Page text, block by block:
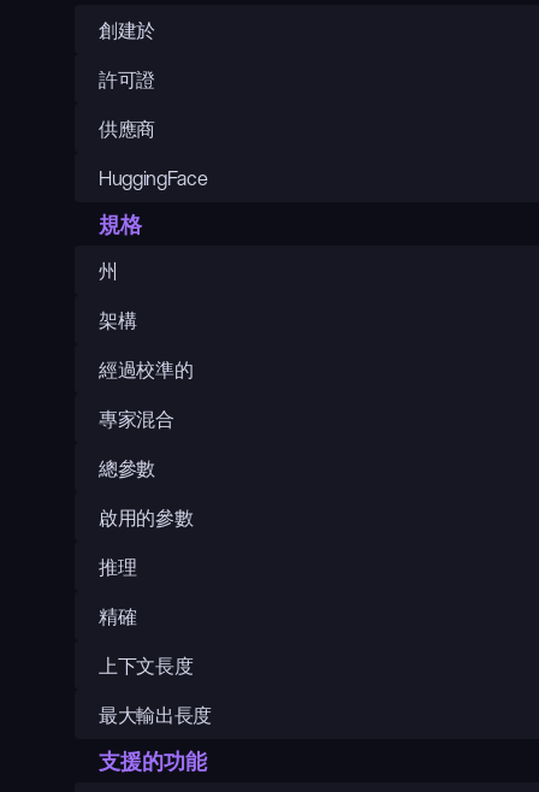
創建於
許可證
供應商
HuggingFace
規格
州
架構
經過校準的
專家混合
總參數
啟用的參數
推理
精確
上下文長度
最大輸出長度
支援的功能